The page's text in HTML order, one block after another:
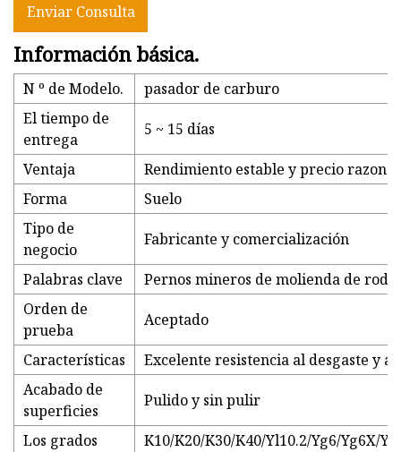
Enviar Consulta
Información básica.
N º de Modelo.
pasador de carburo
El tiempo de
entrega
5 ~ 15 días
Ventaja
Rendimiento estable y precio
Forma
Suelo
Tipo de
negocio
Fabricante y comercialización
Palabras clave
Pernos mineros de molienda de
Orden de
prueba
Aceptado
Características
Excelente resistencia al desgaste y
Acabado de
superficies
Pulido y sin pulir
Los grados
K10/K20/K30/K40/Yl10.2/Yg6/Yg6X/